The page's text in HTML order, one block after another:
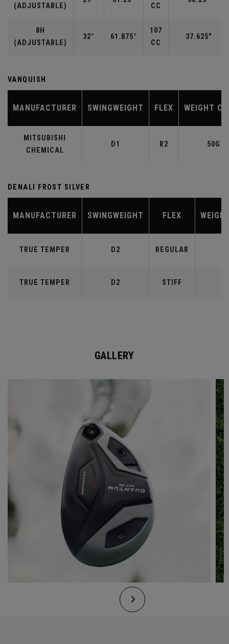
(ADJUSTABLE) CC
8H
(ADJUSTABLE)
32° 61.875°
107
CC
37.625"
VANQUISH
MANUFACTURER SWINGWEIGHT FLEX WEIGHT
MITSUBISHI
CHEMICAL
D1 R2 50G
DENALI FROST SILVER
MANUFACTURER SWINGWEIGHT FLEX
TRUE TEMPER D2 REGULAR
TRUE TEMPER D2 STIFF
GALLERY